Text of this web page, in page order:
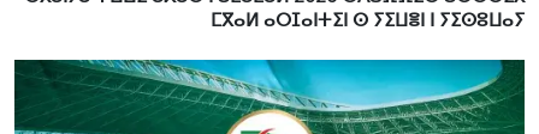
ⵎⴳⴰⵍ ⴰⵔⵊⴰⵏⵜⵉⵏ ⵙ ⵢⵉⵡⴻⵏ ⵏ ⵢⵉⵙⵓⵡⴰⵢ